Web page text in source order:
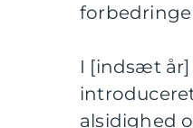
I [indsæt år]
alsidighed